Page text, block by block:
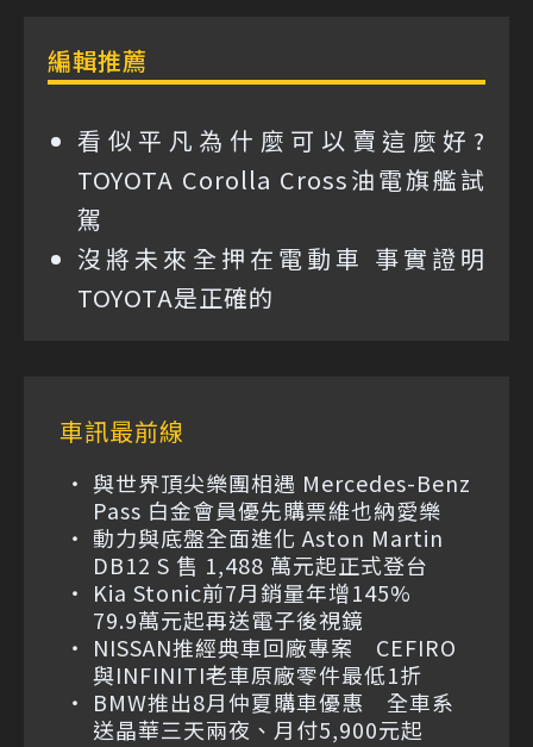
編輯推薦
看似平凡為什麼可以賣這麼好?
TOYOTA Corolla Cross油電旗艦試
駕
沒將未來全押在電動車 事實證明
TOYOTA是正確的
車訊最前線
與世界頂尖樂團相遇 Mercedes-Benz
Pass 白金會員優先購票維也納愛樂
動力與底盤全面進化 Aston Martin
DB12 S 售 1,488 萬元起正式登台
Kia Stonic前7月銷量年增145%
79.9萬元起再送電子後視鏡
NISSAN推經典車回廠專案 CEFIRO
與INFINITI老車原廠零件最低1折
BMW推出8月仲夏購車優惠 全車系
送晶華三天兩夜、月付5,900元起